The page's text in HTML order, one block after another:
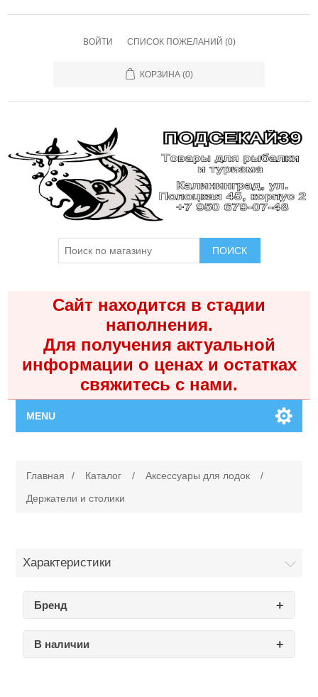
ВОЙТИ СПИСОК ПОЖЕЛАНИЙ (0)
КОРЗИНА (0)
ПОИСК
Сайт находится в стадии
наполнения.
Для получения актуальной
информации о ценах и остатках
свяжитесь с нами.
MENU
Каталог
Поиск
Главная / Каталог / Аксессуары для лодок
/
Держатели и столики
Характеристики
Бренд
В наличии